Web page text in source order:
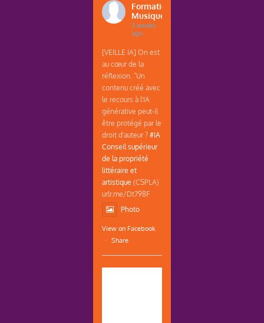
Formations
Musique
3 weeks
ago
[VEILLE IA] On est
au cœur de la
réflexion. "Un
contenu créé avec
le recours à l'IA
générative peut-il
être protégé par le
droit d'auteur ?#IA
Conseil supérieur
de la propriété
littéraire et
artistique (CSPLA)
urlr.me/Dt798F
Photo
View on Facebook
·
Share